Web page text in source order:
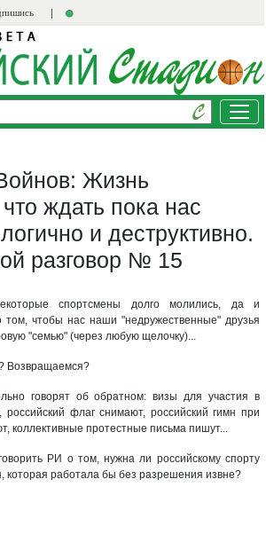
Жизнь
ждать пока нас
и деструктивно.
разговор № 15
спортсмены долго молились, да и
чтобы нас наши "недружественные" друзья
"семью" (через любую щелочку)...
Возвращаемся?
говорят об обратном: визы для участия в
российский флаг снимают, российский гимн при
коллективные протестные письма пишут...
РИ о том, нужна ли российскому спорту
которая работала бы без разрешения извне?